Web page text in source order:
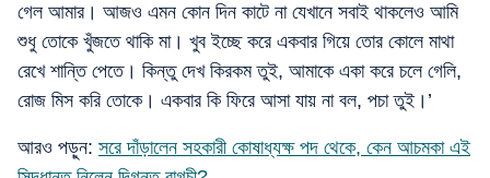
গেল আমার। আজও এমন কোন দিন কাটে না যেখানে সবাই থাকলেও আমি
শুধু তোকে খুঁজতে থাকি মা। খুব ইচ্ছে করে একবার গিয়ে তোর কোলে মাথা
রেখে শান্তি পেতে। কিন্তু দেখ কিরকম তুই, আমাকে একা করে চলে গেলি,
রোজ মিস করি তোকে। একবার কি ফিরে আসা যায় না বল, পচা তুই।’
আরও পড়ুন: সরে দাঁড়ালেন সহকারী কোষাধ্যক্ষ পদ থেকে, কেন আচমকা এই